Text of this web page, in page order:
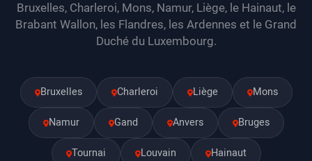
Bruxelles, Charleroi, Mons, Namur, Liège, le Hainaut, le
Brabant Wallon, les Flandres, les Ardennes et le Grand
Duché du Luxembourg.
Bruxelles Charleroi Liège Mons
Namur Gand Anvers Bruges
Tournai Louvain Hainaut